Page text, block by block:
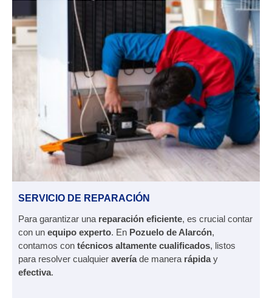
SERVICIO DE REPARACIÓN
Para garantizar una reparación eficiente, es crucial contar
con un equipo experto. En Pozuelo de Alarcón,
contamos con técnicos altamente cualificados, listos
para resolver cualquier averíade manera rápiday
efectiva.